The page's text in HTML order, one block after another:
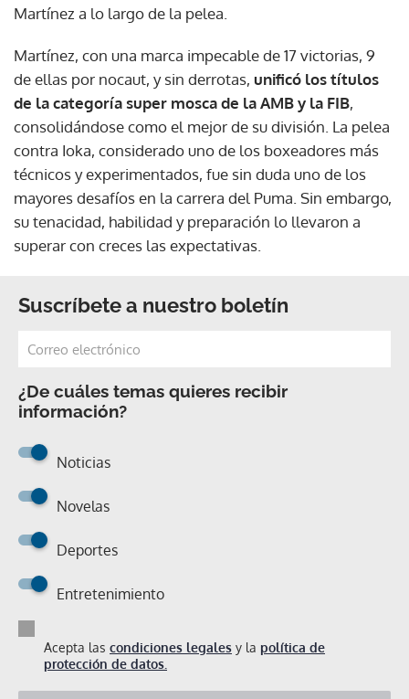
Martínez a lo largo de la pelea.
Martínez, con una marca impecable de 17 victorias, 9
de ellas por nocaut, y sin derrotas, unificó los títulos
de la categoría super mosca de la AMB y la FIB,
consolidándose como el mejor de su división. La pelea
contra Ioka, considerado uno de los boxeadores más
técnicos y experimentados, fue sin duda uno de los
mayores desafíos en la carrera del Puma. Sin embargo,
su tenacidad, habilidad y preparación lo llevaron a
superar con creces las expectativas.
Suscríbete a nuestro boletín
¿De cuáles temas quieres recibir
información?
Noticias
Novelas
Deportes
Entretenimiento
Acepta las condiciones legales y la política de
protección de datos.